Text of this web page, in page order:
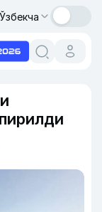
Ўзбекча